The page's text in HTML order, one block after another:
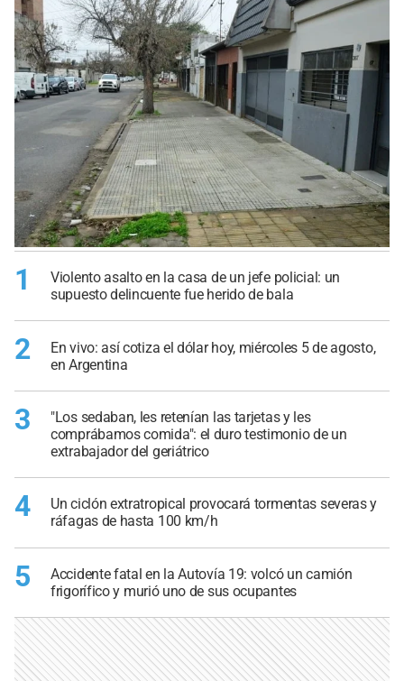
1
Violento asalto en la casa de un jefe policial: un
supuesto delincuente fue herido de bala
2
En vivo: así cotiza el dólar hoy, miércoles 5 de agosto,
en Argentina
3
"Los sedaban, les retenían las tarjetas y les
comprábamos comida": el duro testimonio de un
extrabajador del geriátrico
4
Un ciclón extratropical provocará tormentas severas y
ráfagas de hasta 100 km/h
5
Accidente fatal en la Autovía 19: volcó un camión
frigorífico y murió uno de sus ocupantes